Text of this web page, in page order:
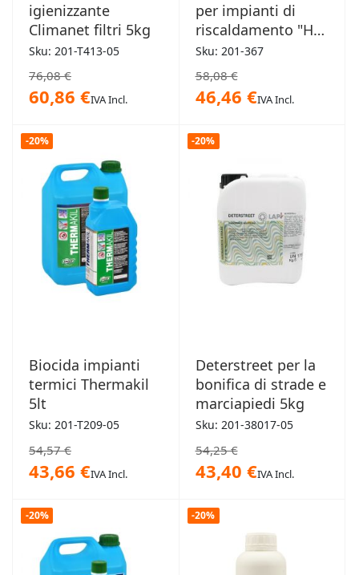
igienizzante
Climanet filtri 5kg
Sku: 201-T413-05
76,08 €
60,86 €IVA Incl.
per impianti di
riscaldamento "HR"
1lt
Sku: 201-367
58,08 €
46,46 €IVA Incl.
-20%
Biocida impianti
termici Thermakil
5lt
Sku: 201-T209-05
54,57 €
43,66 €IVA Incl.
-20%
Deterstreet per la
bonifica di strade e
marciapiedi 5kg
Sku: 201-38017-05
54,25 €
43,40 €IVA Incl.
-20% -20%